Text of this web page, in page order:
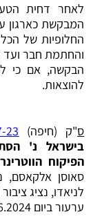
לאחר דחית
המבקשת כארגון
החלופיות של
והחתמת חבר
הבקשה, אם כי
להוצאות.
ס"ק (חיפה) 23
בישראל נ'
הפיקוח
סאוסן אלקאסם,
לניאדו, נציג
ערעור ביום 4.6.2024.